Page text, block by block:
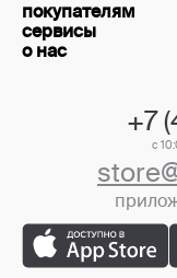
покупателям
сервисы
о нас
+7
с